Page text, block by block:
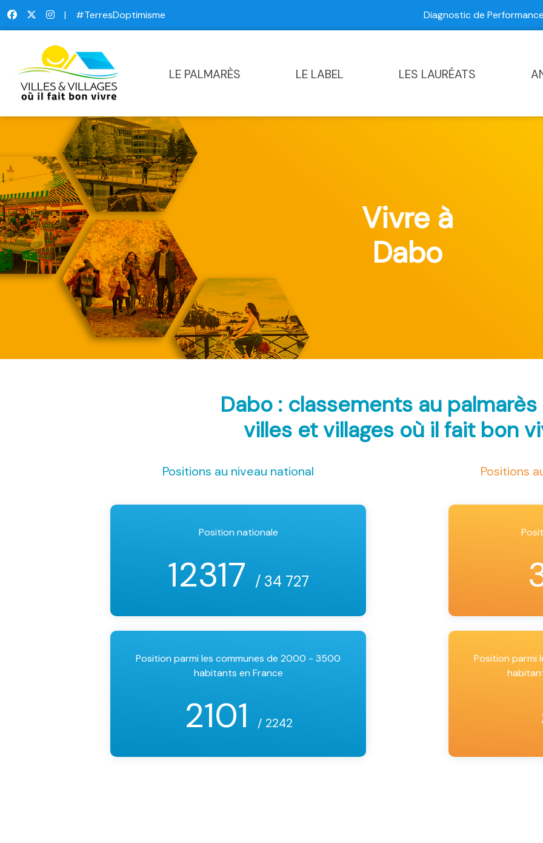
| #TerresDoptimisme Diagnostic de
LE PALMARÈS LE LABEL LES LAURÉATS
Vivre à
Dabo
Dabo : classements au
villes et villages où il fait bon
Positions au niveau national
Position nationale
12317 / 34 727
Position parmi les communes de 2000 - 3500
habitants en France
2101 / 2242
Positions
Position parmi